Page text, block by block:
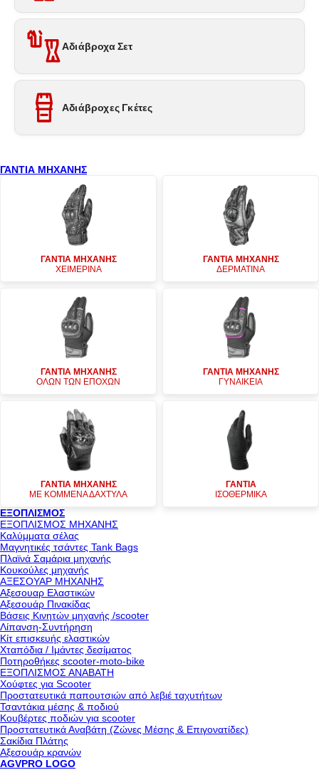
Αδιάβροχα Σετ
Αδιάβροχες Γκέτες
ΓΑΝΤΙΑ ΜΗΧΑΝΗΣ
ΓΑΝΤΙΑ ΜΗΧΑΝΗΣ
ΧΕΙΜΕΡΙΝΑ
ΓΑΝΤΙΑ ΜΗΧΑΝΗΣ
ΔΕΡΜΑΤΙΝΑ
ΓΑΝΤΙΑ ΜΗΧΑΝΗΣ
ΟΛΩΝ ΤΩΝ ΕΠΟΧΩΝ
ΓΑΝΤΙΑ ΜΗΧΑΝΗΣ
ΓΥΝΑΙΚΕΙΑ
ΓΑΝΤΙΑ ΜΗΧΑΝΗΣ
ΜΕ ΚΟΜΜΕΝΑ ΔΑΧΤΥΛΑ
ΓΑΝΤΙΑ
ΙΣΟΘΕΡΜΙΚΑ
ΕΞΟΠΛΙΣΜΟΣ
ΕΞΟΠΛΙΣΜΟΣ ΜΗΧΑΝΗΣ
Καλύμματα σέλας
Μαγνητικές τσάντες Tank Bags
Πλαϊνά Σαμάρια μηχανής
Κουκούλες μηχανής
ΑΞΕΣΟΥΑΡ ΜΗΧΑΝΗΣ
Αξεσουαρ Ελαστικών
Αξεσουάρ Πινακίδας
Βάσεις Κινητών μηχανής /scooter
Λίπανση-Συντήρηση
Κίτ επισκευής ελαστικών
Χταπόδια / Ιμάντες δεσίματος
Ποτηροθήκες scooter-moto-bike
ΕΞΟΠΛΙΣΜΟΣ ΑΝΑΒΑΤΗ
Χούφτες για Scooter
Προστατευτικά παπουτσιών από λεβιέ ταχυτήτων
Τσαντάκια μέσης & ποδιού
Κουβέρτες ποδιών για scooter
Προστατευτικά Αναβάτη (Ζώνες Μέσης & Επιγονατίδες)
Σακίδια Πλάτης
Αξεσουάρ κρανών
AGVPRO LOGO